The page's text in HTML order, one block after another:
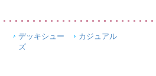
デッキシュー
ズ
カジュアル